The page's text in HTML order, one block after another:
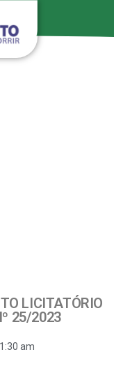
LICITATÓRIO
25/2023
am